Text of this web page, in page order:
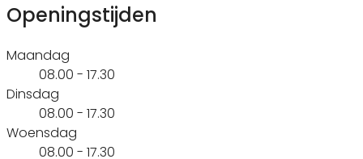
Openingstijden
Maandag
08.00 - 17.30
Dinsdag
08.00 - 17.30
Woensdag
08.00 - 17.30